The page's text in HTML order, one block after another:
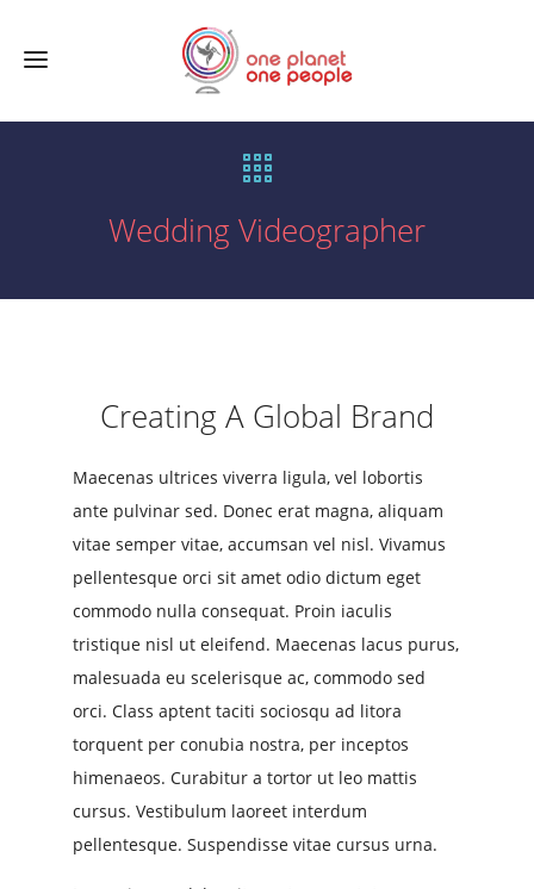
Wedding Videographer
Creating A Global Brand
Maecenas ultrices viverra ligula, vel lobortis
ante pulvinar sed. Donec erat magna, aliquam
vitae semper vitae, accumsan vel nisl. Vivamus
pellentesque orci sit amet odio dictum eget
commodo nulla consequat. Proin iaculis
tristique nisl ut eleifend. Maecenas lacus purus,
malesuada eu scelerisque ac, commodo sed
orci. Class aptent taciti sociosqu ad litora
torquent per conubia nostra, per inceptos
himenaeos. Curabitur a tortor ut leo mattis
cursus. Vestibulum laoreet interdum
pellentesque. Suspendisse vitae cursus urna.